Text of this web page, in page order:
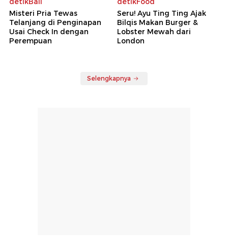
Misteri Pria Tewas
Telanjang di Penginapan
Usai Check In dengan
Perempuan
Seru! Ayu Ting Ting Ajak
Bilqis Makan Burger &
Lobster Mewah dari
London
Selengkapnya